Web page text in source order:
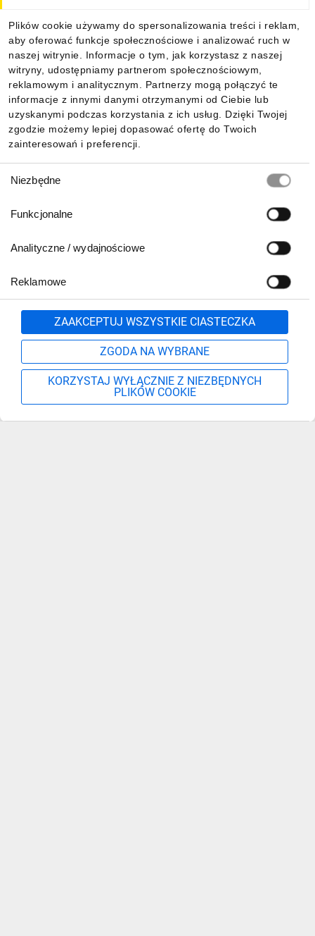
Plików cookie używamy do spersonalizowania treści i reklam,
aby oferować funkcje społecznościowe i analizować ruch w
naszej witrynie. Informacje o tym, jak korzystasz z naszej
witryny, udostępniamy partnerom społecznościowym,
reklamowym i analitycznym. Partnerzy mogą połączyć te
informacje z innymi danymi otrzymanymi od Ciebie lub
uzyskanymi podczas korzystania z ich usług. Dzięki Twojej
zgodzie możemy lepiej dopasować ofertę do Twoich
zainteresowań i preferencji.
zgody
Niezbędne
Funkcjonalne
Analityczne / wydajnościowe
Reklamowe
ZAAKCEPTUJ WSZYSTKIE CIASTECZKA
ZGODA NA WYBRANE
KORZYSTAJ WYŁĄCZNIE Z NIEZBĘDNYCH
PLIKÓW COOKIE